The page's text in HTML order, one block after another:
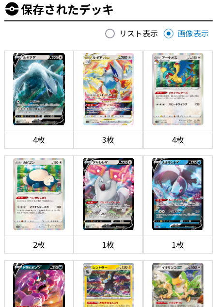
保存されたデッキ
リスト表示 画像表示
4枚 3枚 4枚
2枚 1枚 1枚